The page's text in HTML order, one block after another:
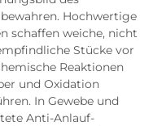
Hochwertige
schaffen weiche, nicht
Stücke vor
Reaktionen
und Oxidation
In Gewebe und
Anti-Anlauf-